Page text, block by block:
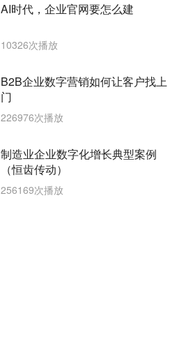
AI时代，企业官网要怎么建
10326次播放
B2B企业数字营销如何让客户找上
门
226976次播放
制造业企业数字化增长典型案例
（恒齿传动）
256169次播放